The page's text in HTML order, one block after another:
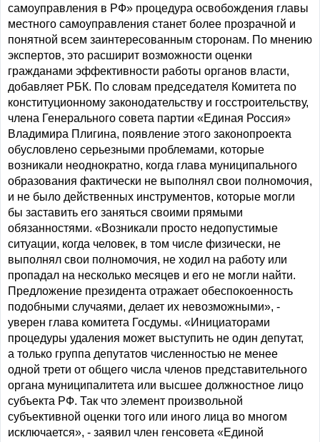
самоуправления в РФ» процедура освобождения главы
местного самоуправления станет более прозрачной и
понятной всем заинтересованным сторонам. По мнению
экспертов, это расширит возможности оценки
гражданами эффективности работы органов власти,
добавляет РБК. По словам председателя Комитета по
конституционному законодательству и госстроительству,
члена Генерального совета партии «Единая Россия»
Владимира Плигина, появление этого законопроекта
обусловлено серьезными проблемами, которые
возникали неоднократно, когда глава муниципального
образования фактически не выполнял свои полномочия,
и не было действенных инструментов, которые могли
бы заставить его заняться своими прямыми
обязанностями. «Возникали просто недопустимые
ситуации, когда человек, в том числе физически, не
выполнял свои полномочия, не ходил на работу или
пропадал на несколько месяцев и его не могли найти.
Предложение президента отражает обеспокоенность
подобными случаями, делает их невозможными», -
уверен глава комитета Госдумы. «Инициаторами
процедуры удаления может выступить не один депутат,
а только группа депутатов численностью не менее
одной трети от общего числа членов представительного
органа муниципалитета или высшее должностное лицо
субъекта РФ. Так что элемент произвольной
субъективной оценки того или иного лица во многом
исключается», - заявил член генсовета «Единой